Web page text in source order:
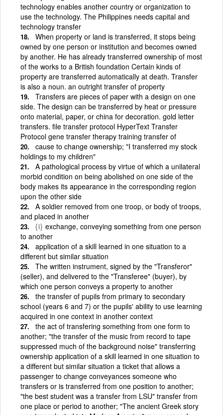
technology enables another country or organization to
use the technology. The Philippines needs capital and
technology transfer
When property or land is transferred, it stops being
owned by one person or institution and becomes owned
by another. He has already transferred ownership of most
of the works to a British foundation Certain kinds of
property are transferred automatically at death. Transfer
is also a noun. an outright transfer of property
Transfers are pieces of paper with a design on one
side. The design can be transferred by heat or pressure
onto material, paper, or china for decoration. gold letter
transfers. file transfer protocol HyperText Transfer
Protocol gene transfer therapy training transfer of
cause to change ownership; "I transferred my stock
holdings to my children"
A pathological process by virtue of which a unilateral
morbid condition on being abolished on one side of the
body makes its appearance in the corresponding region
upon the other side
A soldier removed from one troop, or body of troops,
and placed in another
{i} exchange, conveying something from one person
to another
application of a skill learned in one situation to a
different but similar situation
The written instrument, signed by the "Transferor"
(seller), and delivered to the "Transferee" (buyer), by
which one person conveys a property to another
the transfer of pupils from primary to secondary
school (years 6 and 7) or the pupils' ability to use learning
acquired in one context in another context
the act of transfering something from one form to
another; "the transfer of the music from record to tape
suppressed much of the background noise" transferring
ownership application of a skill learned in one situation to
a different but similar situation a ticket that allows a
passenger to change conveyances someone who
transfers or is transferred from one position to another;
"the best student was a transfer from LSU" transfer from
one place or period to another; "The ancient Greek story